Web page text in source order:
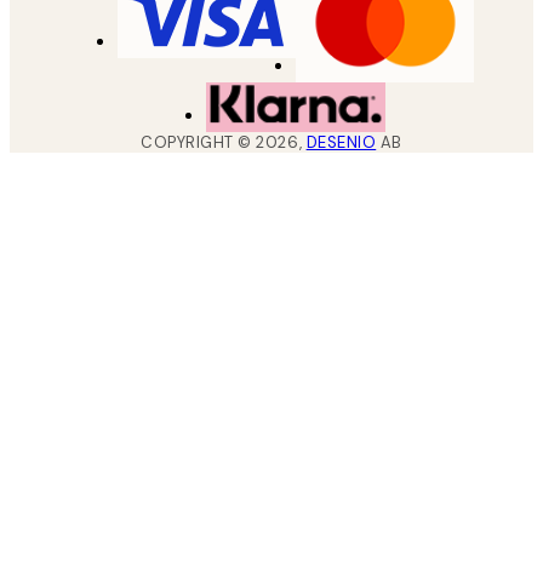
COPYRIGHT ©2026, DESENIO AB